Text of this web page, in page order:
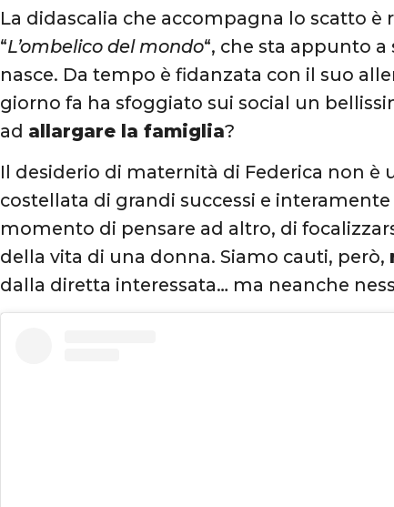
La didascalia che accompagna lo scatto
“L’ombelico del mondo“, che sta appunto
nasce. Da tempo è fidanzata con il suo
giorno fa ha sfoggiato sui social un
ad allargare la famiglia?
Il desiderio di maternità di Federica non è
costellata di grandi successi e
momento di pensare ad altro, di
della vita di una donna. Siamo cauti, però,
dalla diretta interessata… ma neanche